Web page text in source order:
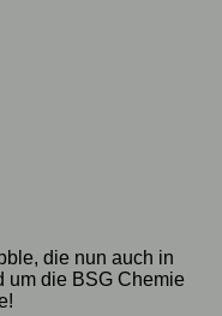
die nun auch in
um die BSG Chemie